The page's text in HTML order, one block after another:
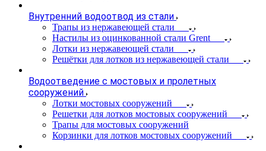
Внутренний водоотвод из стали
Трапы из нержавеющей стали
Настилы из оцинкованной стали Grent
Лотки из нержавеющей стали
Решётки для лотков из нержавеющей стали
Водоотведение с мостовых и пролетных
сооружений
Лотки мостовых сооружений
Решетки для лотков мостовых сооружений
Трапы для мостовых сооружений
Корзинки для лотков мостовых сооружений